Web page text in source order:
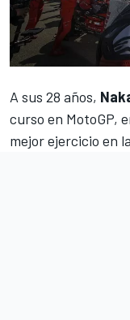
A sus 28 años,
curso en MotoGP,
mejor ejercicio en